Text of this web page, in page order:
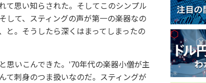
て思い知らされた。そしてこのシンプル
して、スティングの声が第一の楽器なの
と。そうしたら深くはまってしまったの
思いこんできた。'70年代の楽器小僧が主
て刺身のつま扱いなのだ。スティングが